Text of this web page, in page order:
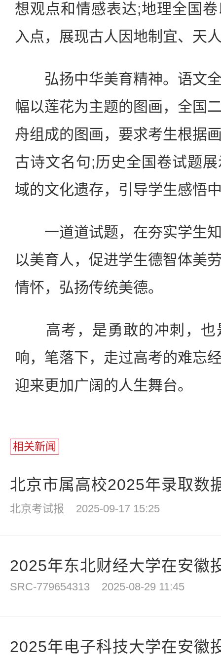
想观点和情感表达;地理全国
入点，展现古人因地制宜、天
弘扬中华美育精神。语文全
幅以莲花为主题的图画，全国
舟组成的图画，要求考生根据
古诗文名句;历史全国卷试题
域的文化遗存，引导学生感悟
一道道试题，在夯实学生知
以美育人，促进学生德智体美
情怀，弘扬传统美德。
高考，是勇敢的冲刺，也
响，笔落下，走过高考的难忘
迎来更加广阔的人生舞台。
相关新闻
北京市属高校2025年录取数
北京考试报 2025-09-17 15:25
2025年东北财经大学在安徽
SRC-779654313 2025-08-29 11:45
2025年电子科技大学在安徽